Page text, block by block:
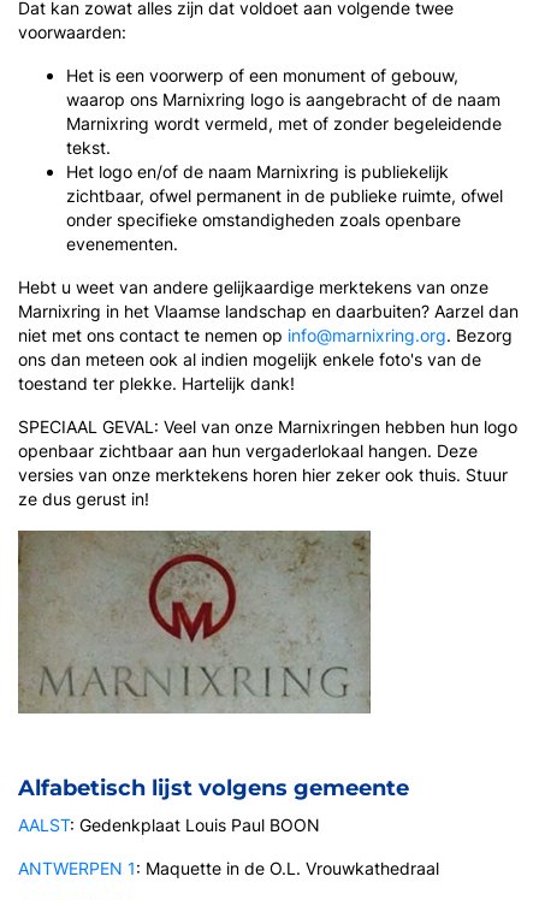
Dat kan zowat alles zijn dat voldoet aan volgende twee
voorwaarden:
Het is een voorwerp of een monument of gebouw,
waarop ons Marnixring logo is aangebracht of de naam
Marnixring wordt vermeld, met of zonder begeleidende
tekst.
Het logo en/of de naam Marnixring is publiekelijk
zichtbaar, ofwel permanent in de publieke ruimte, ofwel
onder specifieke omstandigheden zoals openbare
evenementen.
Hebt u weet van andere gelijkaardige merktekens van onze
Marnixring in het Vlaamse landschap en daarbuiten? Aarzel dan
niet met ons contact te nemen op info@marnixring.org. Bezorg
ons dan meteen ook al indien mogelijk enkele foto's van de
toestand ter plekke. Hartelijk dank!
SPECIAAL GEVAL: Veel van onze Marnixringen hebben hun logo
openbaar zichtbaar aan hun vergaderlokaal hangen. Deze
versies van onze merktekens horen hier zeker ook thuis. Stuur
ze dus gerust in!
Alfabetisch lijst volgens gemeente
AALST: Gedenkplaat Louis Paul BOON
ANTWERPEN 1: Maquette in de O.L. Vrouwkathedraal